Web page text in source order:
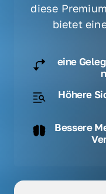
diese
bietet
eine
Höhere
Bessere